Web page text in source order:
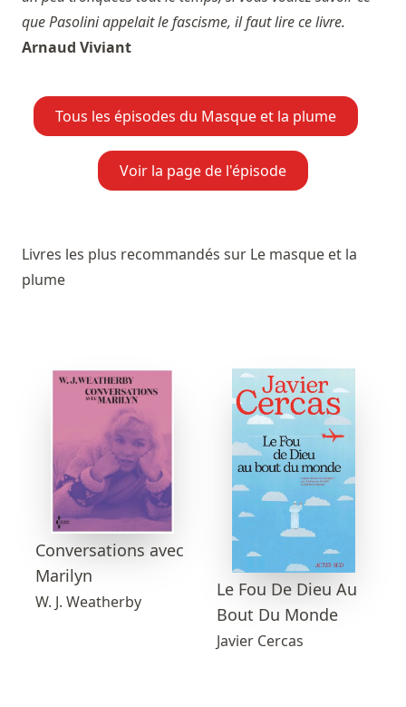
que Pasolini appelait le fascisme, il faut lire ce livre.
Arnaud Viviant
Tous les épisodes du Masque et la plume
Voir la page de l'épisode
Livres les plus recommandés sur Le masque et la
plume
Conversations avec
Marilyn
W. J. Weatherby
Le Fou De Dieu Au
Bout Du Monde
Javier Cercas